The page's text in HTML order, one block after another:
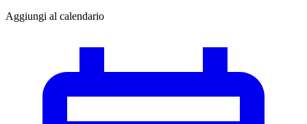
Aggiungi al calendario